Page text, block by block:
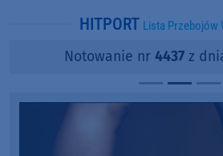
HITPORT Lista Przebojów
Notowanie nr 4437 z